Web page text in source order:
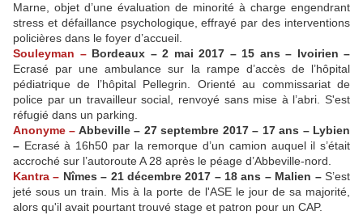
Marne, objet d’une évaluation de minorité à charge engendrant
stress et défaillance psychologique, effrayé par des interventions
policières dans le foyer d’accueil.
Souleyman –Bordeaux – 2 mai 2017 – 15 ans – Ivoirien –
Ecrasé par une ambulance sur la rampe d’accès de l’hôpital
pédiatrique de l’hôpital Pellegrin. Orienté au commissariat de
police par un travailleur social, renvoyé sans mise à l’abri. S'est
réfugié dans un parking.
Anonyme – Abbeville – 27 septembre 2017 – 17 ans – Lybien
– Ecrasé à 16h50 par la remorque d’un camion auquel il s’était
accroché sur l’autoroute A 28 après le péage d’Abbeville-nord.
Kantra – Nîmes – 21 décembre 2017 – 18 ans – Malien –S’est
jeté sous un train. Mis à la porte de l'ASE le jour de sa majorité,
alors qu'il avait pourtant trouvé stage et patron pour un CAP.